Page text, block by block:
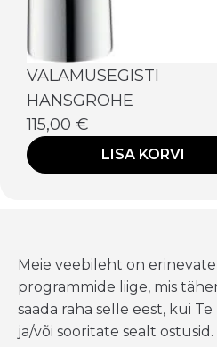
VALAMUSEGISTI
HANSGROHE
115,00 €
LISA KORVI
Meie veebileht on
programmide liige, mis
saada raha selle eest, kui
ja/või sooritate sealt ostusid.